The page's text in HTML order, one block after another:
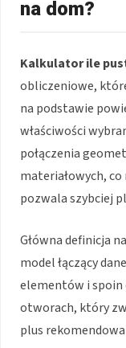
na dom?
Kalkulator ile
obliczeniowe,
na podstawie
właściwości
połączenia
materiałowych,
pozwala szybciej
Główna definicja
model łączący
elementów i spoin
otworach, który
plus